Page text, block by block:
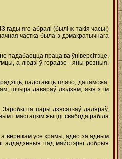
гады яго абралі (былі ж такія часы!)
частка была з дэмакратычнага
падабаецца праца ва ўніверсітэце,
а людзі ў горадзе - яны розныя.
падставіць плячо, дапаможа.
шчыра давяраў людзям, якія з ім
па пары дзясяткаў даляраў,
і мастацкім жыцці свабода рабіла
а вернікам усе храмы, адно за адным
аддадзеныя пад майстэрні добрыя